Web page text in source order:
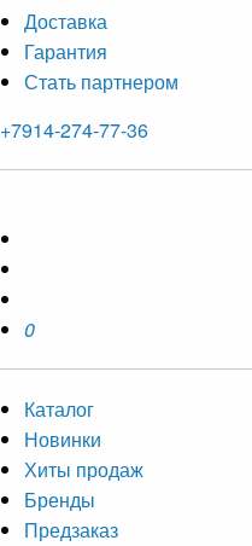
Доставка
Гарантия
Стать партнером
+7914-274-77-36
0
Каталог
Новинки
Хиты продаж
Бренды
Предзаказ